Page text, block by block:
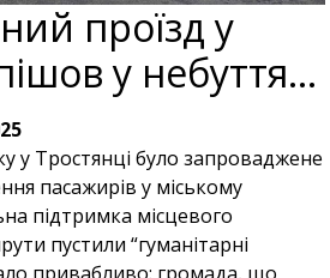
проїзд у
у небуття…
у Тростянці було запроваджене
пасажирів у міському
підтримка місцевого
пустили “гуманітарні